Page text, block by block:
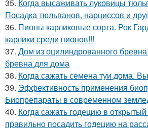
35. Когда высаживать луковицы
Посадка тюльпанов, нарциссов и
36. Пионы карликовые сорта. Рок
карлики среди пионов!!!
37. Дом из оцилиндрованного
бревна для дома
38. Когда сажать семена туи дома.
39. Эффективность применения
Биопрепараты в современном
40. Когда сажать годецию в открытый
правильно посадить годецию на